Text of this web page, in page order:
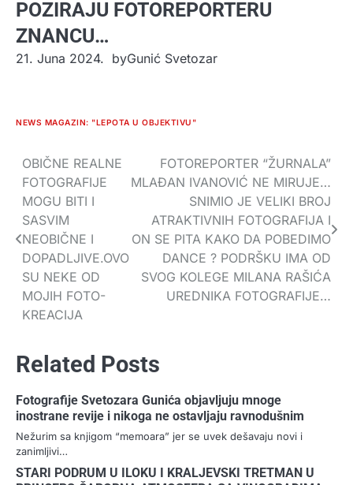
POZIRAJU FOTOREPORTERU
ZNANCU…
21. Juna 2024. byGunić Svetozar
NEWS MAGAZIN: "LEPOTA U OBJEKTIVU"
Navigacija
članaka
OBIČNE REALNE
FOTOGRAFIJE
MOGU BITI I
SASVIM
NEOBIČNE I
DOPADLJIVE.OVO
SU NEKE OD
MOJIH FOTO-
KREACIJA
FOTOREPORTER “ŽURNALA”
MLAĐAN IVANOVIĆ NE MIRUJE…
SNIMIO JE VELIKI BROJ
ATRAKTIVNIH FOTOGRAFIJA I
ON SE PITA KAKO DA POBEDIMO
DANCE ? PODRŠKU IMA OD
SVOG KOLEGE MILANA RAŠIĆA
UREDNIKA FOTOGRAFIJE…
Related Posts
Fotografije Svetozara Gunića objavljuju mnoge
inostrane revije i nikoga ne ostavljaju ravnodušnim
Nežurim sa knjigom “memoara” jer se uvek dešavaju novi i
zanimljivi…
STARI PODRUM U ILOKU I KRALJEVSKI TRETMAN U